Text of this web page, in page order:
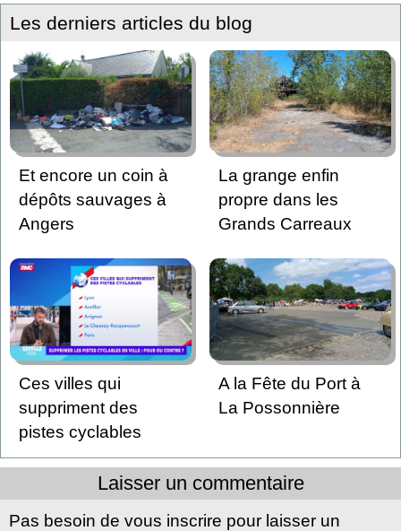
Les derniers articles du blog
Et encore un coin à
dépôts sauvages à
Angers
La grange enfin
propre dans les
Grands Carreaux
Ces villes qui
suppriment des
pistes cyclables
A la Fête du Port à
La Possonnière
Laisser un commentaire
Pas besoin de vous inscrire pour laisser un